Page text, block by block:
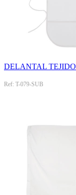
DELANTAL
Ref: T-079-SUB